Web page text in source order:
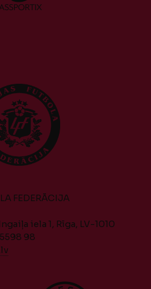
FEDERĀCIJA
iela 1, Rīga, LV-1010
98